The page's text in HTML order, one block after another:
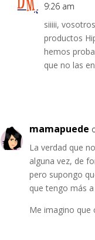
9:26 am
siiiii,
productos
hemos
que no las
mamapuede
La verdad que
alguna vez, de
pero supongo
que tengo más
Me imagino que